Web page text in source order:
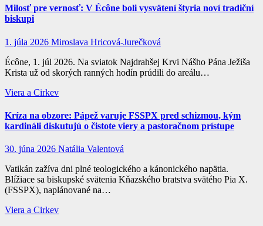
Milosť pre vernosť: V Écône boli vysvätení štyria noví tradiční
biskupi
1. júla 2026 Miroslava Hricová-Jurečková
Écône, 1. júl 2026. Na sviatok Najdrahšej Krvi Nášho Pána Ježiša
Krista už od skorých ranných hodín prúdili do areálu…
Viera a Cirkev
Kríza na obzore: Pápež varuje FSSPX pred schizmou, kým
kardináli diskutujú o čistote viery a pastoračnom prístupe
30. júna 2026 Natália Valentová
Vatikán zažíva dni plné teologického a kánonického napätia.
Blížiace sa biskupské svätenia Kňazského bratstva svätého Pia X.
(FSSPX), naplánované na…
Viera a Cirkev